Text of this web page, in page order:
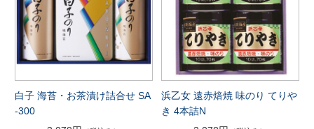
白子 海苔・お茶漬け詰合せ SA
-300
浜乙女 遠赤焙焼 味のり てりや
き 4本詰N